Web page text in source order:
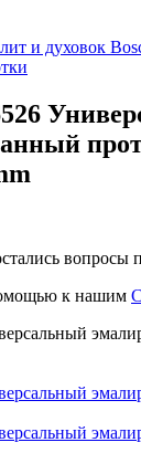
и духовок
вопросы
к нашим